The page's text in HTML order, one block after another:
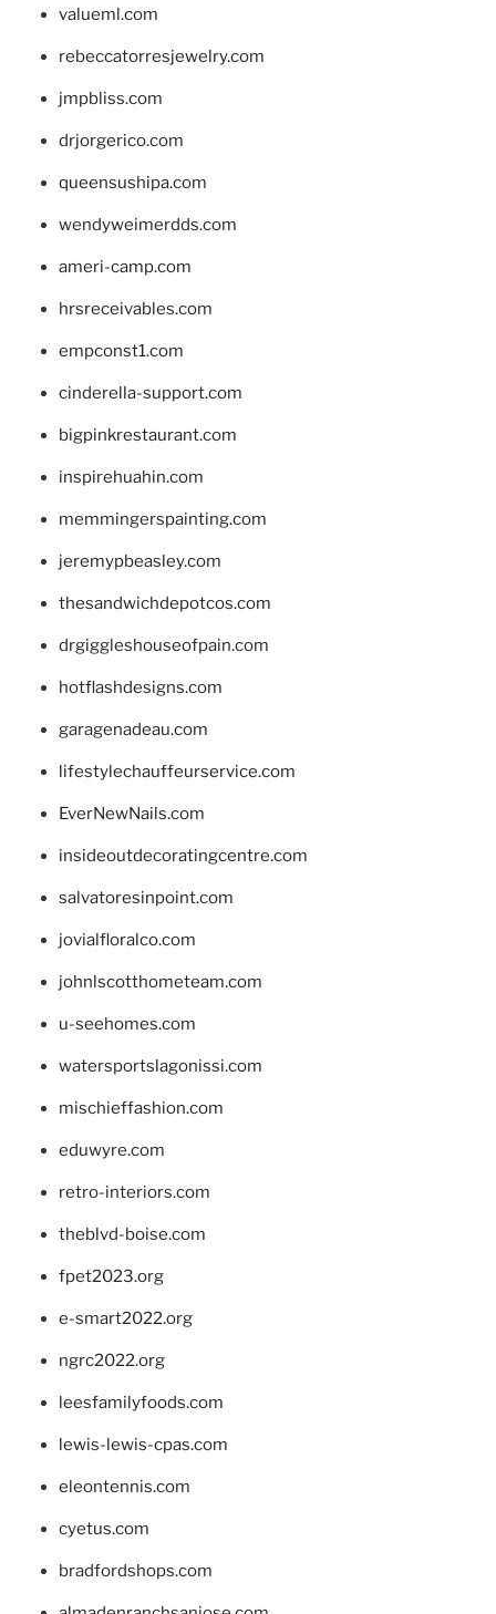
valueml.com
rebeccatorresjewelry.com
jmpbliss.com
drjorgerico.com
queensushipa.com
wendyweimerdds.com
ameri-camp.com
hrsreceivables.com
empconst1.com
cinderella-support.com
bigpinkrestaurant.com
inspirehuahin.com
memmingerspainting.com
jeremypbeasley.com
thesandwichdepotcos.com
drgiggleshouseofpain.com
hotflashdesigns.com
garagenadeau.com
lifestylechauffeurservice.com
EverNewNails.com
insideoutdecoratingcentre.com
salvatoresinpoint.com
jovialfloralco.com
johnlscotthometeam.com
u-seehomes.com
watersportslagonissi.com
mischieffashion.com
eduwyre.com
retro-interiors.com
theblvd-boise.com
fpet2023.org
e-smart2022.org
ngrc2022.org
leesfamilyfoods.com
lewis-lewis-cpas.com
eleontennis.com
cyetus.com
bradfordshops.com